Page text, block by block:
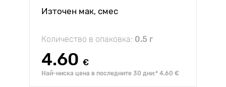
Източен мак, смес
Количество в опаковка: 0.5 г
4.60 €
Най-ниска цена в последните 30 дни:* 4.60 €